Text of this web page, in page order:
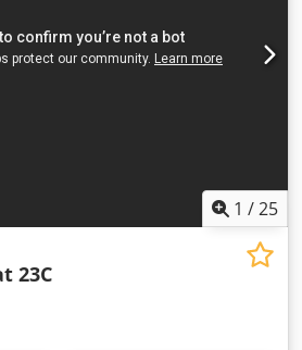
1 /25
23C